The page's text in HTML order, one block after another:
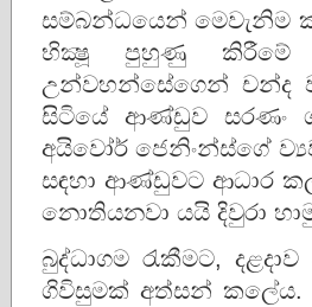
සම්බන්‌ධයෙන් මෙවැනිම
භික්‍ෂූ පුහුණු කිරීමේ
උන්වහන්සේගෙන් චන්ද
සිටියේ ආණ්ඩුව සරණං
අයිවෝර් ජෙනිංන්ස්ගේ
සඳහා ආණ්ඩුවට ආධාර
නොතියනවා යයි දිවුරා
බුද්ධාගම රැකීමට,
ගිවිසුමක් අත්සන් කලේය.